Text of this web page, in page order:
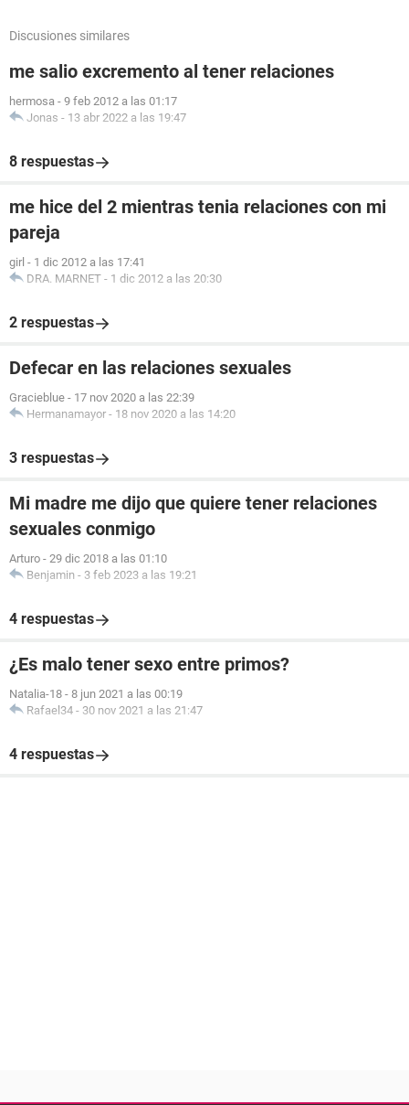
Discusiones similares
me salio excremento al tener relaciones
hermosa - 9 feb 2012 a las 01:17
Jonas - 13 abr 2022 a las 19:47
8 respuestas
me hice del 2 mientras tenia relaciones con mi
pareja
girl - 1 dic 2012 a las 17:41
DRA. MARNET - 1 dic 2012 a las 20:30
2 respuestas
Defecar en las relaciones sexuales
Gracieblue - 17 nov 2020 a las 22:39
Hermanamayor - 18 nov 2020 a las 14:20
3 respuestas
Mi madre me dijo que quiere tener relaciones
sexuales conmigo
Arturo - 29 dic 2018 a las 01:10
Benjamin - 3 feb 2023 a las 19:21
4 respuestas
¿Es malo tener sexo entre primos?
Natalia-18 - 8 jun 2021 a las 00:19
Rafael34 - 30 nov 2021 a las 21:47
4 respuestas